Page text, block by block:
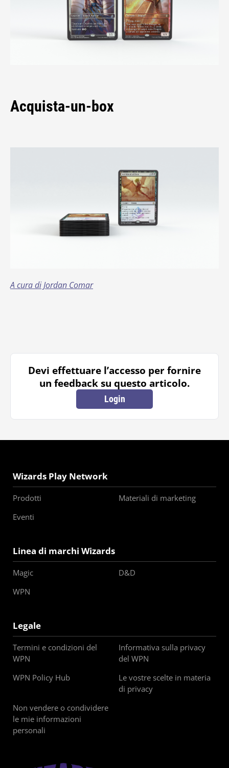
Acquista-un-box
A cura di Jordan Comar
Devi effettuare l’accesso per fornire
un feedback su questo articolo.
Login
Wizards Play Network
Prodotti
Materiali di marketing
Eventi
Linea di marchi Wizards
Magic
D&D
WPN
Legale
Termini e condizioni del
WPN
Informativa sulla privacy
del WPN
WPN Policy Hub
Le vostre scelte in materia
di privacy
Non vendere o condividere
le mie informazioni
personali